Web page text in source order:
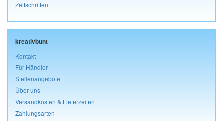
Zeitschriften
kreativbunt
Kontakt
Für Händler
Stellenangebote
Über uns
Versandkosten & Lieferzeiten
Zahlungsarten